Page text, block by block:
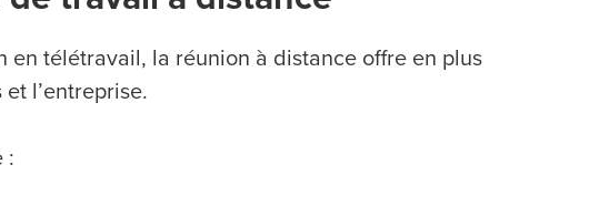
en télétravail, la réunion à distance offre en plus
l’entreprise.
: